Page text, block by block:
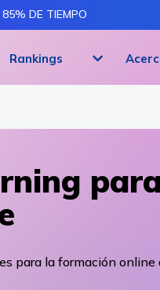
DE TIEMPO
Rankings
para la formación online